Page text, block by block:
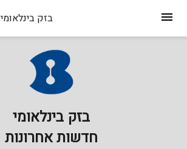
בזק בינלאומי
בזק בינלאומי
חדשות אחרונות